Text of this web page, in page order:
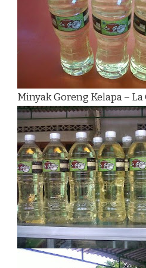
Minyak Goreng Kelapa –